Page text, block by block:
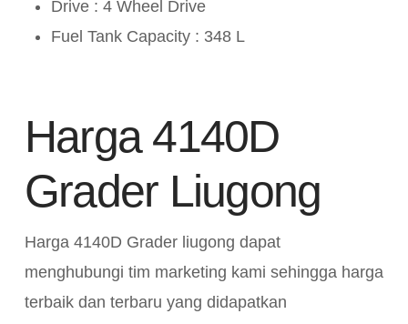
Drive : 4 Wheel Drive
Fuel Tank Capacity : 348 L
Harga 4140D
Grader Liugong
Harga 4140D Grader liugong dapat
menghubungi tim marketing kami sehingga harga
terbaik dan terbaru yang didapatkan